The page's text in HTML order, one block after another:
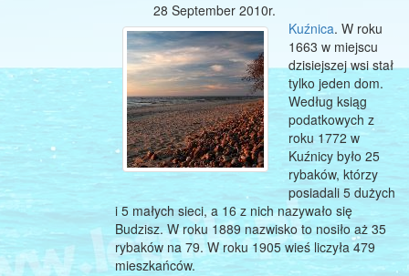
28 September 2010r.
Kuźnica. W roku
1663 w miejscu
dzisiejszej wsi stał
tylko jeden dom.
Według ksiąg
podatkowych z
roku 1772 w
Kuźnicy było 25
rybaków, którzy
posiadali 5 dużych
i 5 małych sieci, a 16 z nich nazywało się
Budzisz. W roku 1889 nazwisko to nosiło aż 35
rybaków na 79. W roku 1905 wieś liczyła 479
mieszkańców.